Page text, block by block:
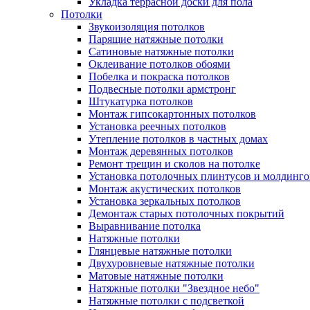
Потолки
Звукоизоляция потолков
Парящие натяжные потолки
Сатиновые натяжные потолки
Оклеивание потолков обоями
Побелка и покраска потолков
Подвесные потолки армстронг
Штукатурка потолков
Монтаж гипсокартонных потолков
Установка реечных потолков
Утепление потолков в частных домах
Монтаж деревянных потолков
Ремонт трещин и сколов на потолке
Установка потолочных плинтусов и
Монтаж акустических потолков
Установка зеркальных потолков
Демонтаж старых потолочных покрытий
Выравнивание потолка
Натяжные потолки
Глянцевые натяжные потолки
Двухуровневые натяжные потолки
Матовые натяжные потолки
Натяжные потолки "Звездное небо"
Натяжные потолки с подсветкой